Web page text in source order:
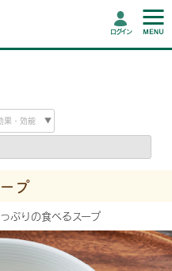
ログイン
プ
ぷりの食べるスープ